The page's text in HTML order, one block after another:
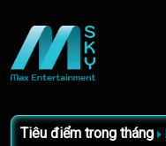
Tiêu điểm trong tháng